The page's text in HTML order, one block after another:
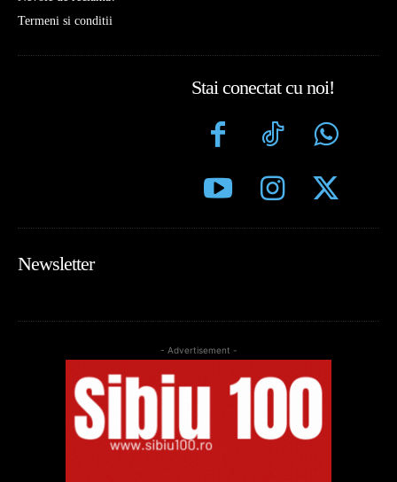
Termeni si conditii
Stai conectat cu noi!
Newsletter
- Advertisement -